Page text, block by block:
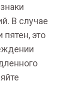
В случае
это